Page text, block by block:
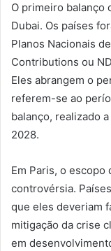
O primeiro balanço
Dubai. Os países
Planos Nacionais
Contributions ou
Eles abrangem o
referem-se ao
balanço, realizado
2028.
Em Paris, o
controvérsia.
que eles deveriam
mitigação da crise
em